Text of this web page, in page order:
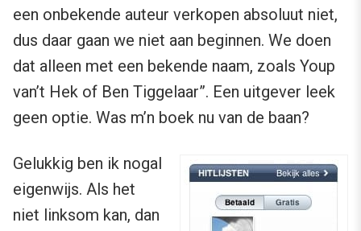
een onbekende auteur verkopen absoluut niet,
dus daar gaan we niet aan beginnen. We doen
dat alleen met een bekende naam, zoals Youp
van’t Hek of Ben Tiggelaar”. Een uitgever leek
geen optie. Was m’n boek nu van de baan?
Gelukkig ben ik nogal
eigenwijs. Als het
niet linksom kan, dan